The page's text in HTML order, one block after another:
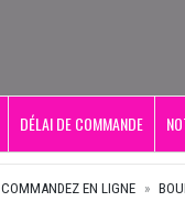
DÉLAI DE COMMANDE
COMMANDEZ EN LIGNE